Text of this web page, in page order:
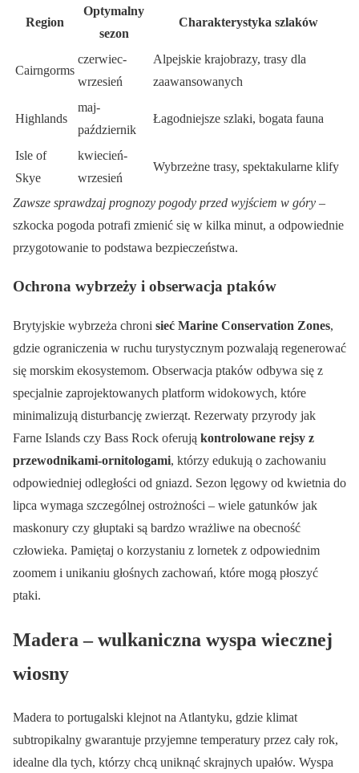
Region
Optymalny
sezon
Charakterystyka szlaków
Cairngorms
czerwiec-
wrzesień
Alpejskie krajobrazy, trasy dla
zaawansowanych
Highlands
maj-
październik
Łagodniejsze szlaki, bogata fauna
Isle of
Skye
kwiecień-
wrzesień
Wybrzeżne trasy, spektakularne klify
Zawsze sprawdzaj prognozy pogody przed wyjściem w góry –
szkocka pogoda potrafi zmienić się w kilka minut, a odpowiednie
przygotowanie to podstawa bezpieczeństwa.
Ochrona wybrzeży i obserwacja ptaków
Brytyjskie wybrzeża chroni sieć Marine Conservation Zones,
gdzie ograniczenia w ruchu turystycznym pozwalają regenerować
się morskim ekosystemom. Obserwacja ptaków odbywa się z
specjalnie zaprojektowanych platform widokowych, które
minimalizują disturbancję zwierząt. Rezerwaty przyrody jak
Farne Islands czy Bass Rock oferują kontrolowane rejsy z
przewodnikami-ornitologami, którzy edukują o zachowaniu
odpowiedniej odległości od gniazd. Sezon lęgowy od kwietnia do
lipca wymaga szczególnej ostrożności – wiele gatunków jak
maskonury czy głuptaki są bardzo wrażliwe na obecność
człowieka. Pamiętaj o korzystaniu z lornetek z odpowiednim
zoomem i unikaniu głośnych zachowań, które mogą płoszyć
ptaki.
Madera – wulkaniczna wyspa wiecznej
wiosny
Madera to portugalski klejnot na Atlantyku, gdzie klimat
subtropikalny gwarantuje przyjemne temperatury przez cały rok,
idealne dla tych, którzy chcą uniknąć skrajnych upałów. Wyspa